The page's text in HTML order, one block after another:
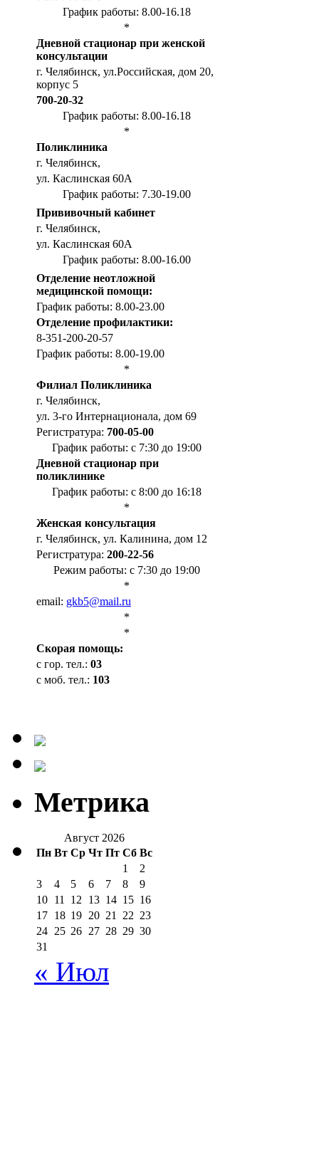
График работы: 8.00-16.18
*
Дневной стационар при женской
консультации
г. Челябинск, ул.Российская, дом 20,
корпус 5
700-20-32
График работы: 8.00-16.18
*
Поликлиника
г. Челябинск,
ул. Каслинская 60А
График работы: 7.30-19.00
Прививочный кабинет
г. Челябинск,
ул. Каслинская 60А
График работы: 8.00-16.00
Отделение неотложной
медицинской помощи:
График работы: 8.00-23.00
Отделение профилактики:
8-351-200-20-57
График работы: 8.00-19.00
*
Филиал Поликлиника
г. Челябинск,
ул. 3-го Интернационала, дом 69
Регистратура: 700-05-00
График работы: с 7:30 до 19:00
Дневной стационар при
поликлинике
График работы: с 8:00 до 16:18
*
Женская консультация
г. Челябинск, ул. Калинина, дом 12
Регистратура: 200-22-56
Режим работы: с 7:30 до 19:00
*
email: gkb5@mail.ru
*
*
Cкорая помощь:
с гор. тел.: 03
с моб. тел.: 103
Метрика
Август 2026
Пн Вт Ср Чт Пт Сб Вс
1
2
3
4 5 6 7 8
9
10 11 12 13 14 15 16
17 18 19 20 21 22 23
24 25 26 27 28 29 30
31
« Июл